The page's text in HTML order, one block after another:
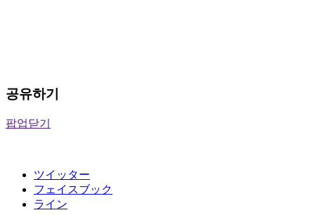
공유하기
팝업닫기
ツイッター
フェイスブック
ライン